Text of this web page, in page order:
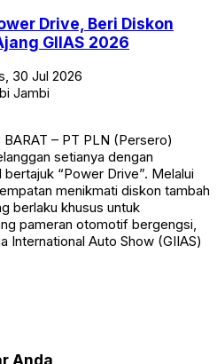
Drive, Beri Diskon
GIIAS 2026
30 Jul 2026
Jambi
– PT PLN (Persero)
setianya dengan
“Power Drive”. Melalui
menikmati diskon tambah
berlaku khusus untuk
pameran otomotif bergengsi,
International Auto Show (GIIAS)
Anda